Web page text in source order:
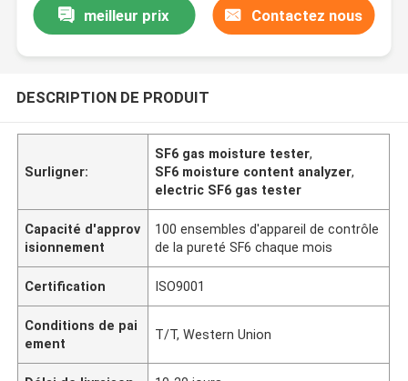
meilleur prix Contactez nous
DESCRIPTION DE PRODUIT
Surligner:
SF6 gas moisture tester,
SF6 moisture content analyzer,
electric SF6 gas tester
Capacité d'approv
isionnement
100 ensembles d'appareil de contrôle
de la pureté SF6 chaque mois
Certification ISO9001
Conditions de pai
ement
T/T, Western Union